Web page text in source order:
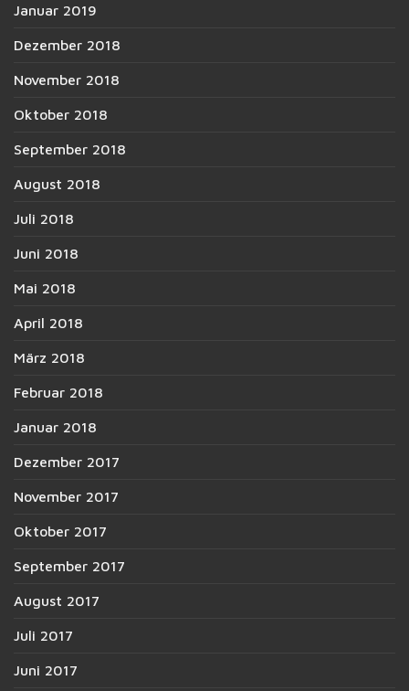
Januar 2019
Dezember 2018
November 2018
Oktober 2018
September 2018
August 2018
Juli 2018
Juni 2018
Mai 2018
April 2018
März 2018
Februar 2018
Januar 2018
Dezember 2017
November 2017
Oktober 2017
September 2017
August 2017
Juli 2017
Juni 2017